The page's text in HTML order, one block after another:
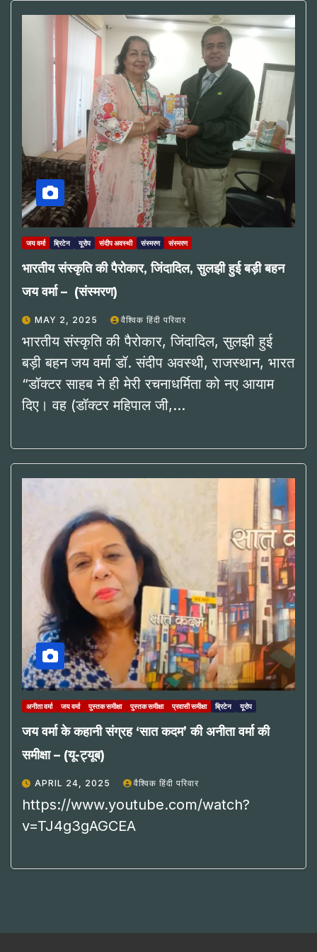
जय वर्मा ब्रिटेन यूरोप संदीप अवस्थी संस्मरण संस्मरण
भारतीय संस्कृति की पैरोकार, जिंदादिल, सुलझी हुई बड़ी बहन
जय वर्मा – (संस्मरण)
MAY 2, 2025 वैश्विक हिंदी परिवार
भारतीय संस्कृति की पैरोकार, जिंदादिल, सुलझी हुई
बड़ी बहन जय वर्मा डॉ. संदीप अवस्थी, राजस्थान, भारत
“डॉक्टर साहब ने ही मेरी रचनाधर्मिता को नए आयाम
दिए। वह (डॉक्टर महिपाल जी,…
अनीता वर्मा जय वर्मा पुस्तक समीक्षा पुस्तक समीक्षा प्रवासी समीक्षा ब्रिटेन यूरोप
जय वर्मा के कहानी संग्रह ‘सात कदम’ की अनीता वर्मा की
समीक्षा – (यू-ट्यूब)
APRIL 24, 2025 वैश्विक हिंदी परिवार
https://www.youtube.com/watch?
v=TJ4g3gAGCEA